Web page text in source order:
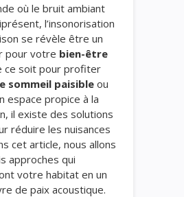
où le bruit ambiant
l’insonorisation
se révèle être un
pour votre bien-être
ce soit pour profiter
sommeil paisible ou
espace propice à la
il existe des solutions
réduire les nuisances
cet article, nous allons
approches qui
votre habitat en un
de paix acoustique.